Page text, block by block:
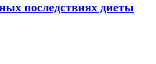
последствиях диеты